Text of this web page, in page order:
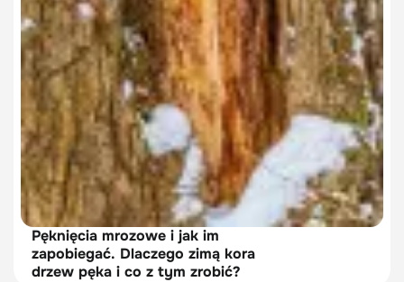
Pęknięcia mrozowe i jak im
zapobiegać. Dlaczego zimą kora
drzew pęka i co z tym zrobić?